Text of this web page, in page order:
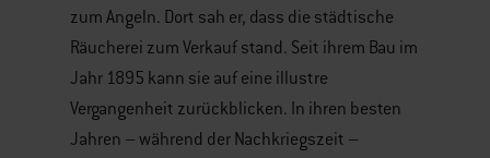
zum Angeln. Dort sah er, dass die städtische
Räucherei zum Verkauf stand. Seit ihrem Bau im
Jahr 1895 kann sie auf eine illustre
Vergangenheit zurückblicken. In ihren besten
Jahren – während der Nachkriegszeit –